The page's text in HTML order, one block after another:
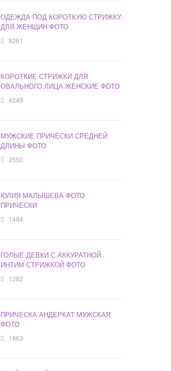
ОДЕЖДА ПОД КОРОТКУЮ СТРИЖКУ
ДЛЯ ЖЕНЩИН ФОТО
8261
КОРОТКИЕ СТРИЖКИ ДЛЯ
ОВАЛЬНОГО ЛИЦА ЖЕНСКИЕ ФОТО
4249
МУЖСКИЕ ПРИЧЕСКИ СРЕДНЕЙ
ДЛИНЫ ФОТО
2550
ЮЛИЯ МАЛЫШЕВА ФОТО
ПРИЧЕСКИ
1494
ГОЛЫЕ ДЕВКИ С АККУРАТНОЙ
ИНТИМ СТРИЖКОЙ ФОТО
1282
ПРИЧЕСКА АНДЕРКАТ МУЖСКАЯ
ФОТО
1863